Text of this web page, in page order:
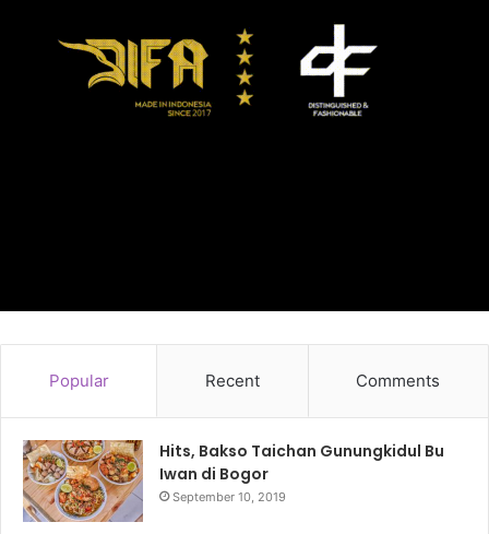
Popular Recent Comments
Hits, Bakso Taichan Gunungkidul Bu
Iwan di Bogor
September 10, 2019